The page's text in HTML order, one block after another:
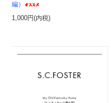
編）
1,000円(内税)